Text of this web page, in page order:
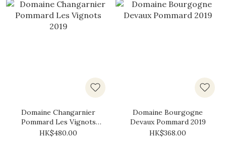
Domaine Changarnier
Pommard Les Vignots
2019
HK$480.00
Domaine Bourgogne
Devaux Pommard 2019
HK$368.00